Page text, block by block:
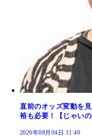
直前のオッズ変動を
裕も必要！【じゃい
2026年08月04日 11:40